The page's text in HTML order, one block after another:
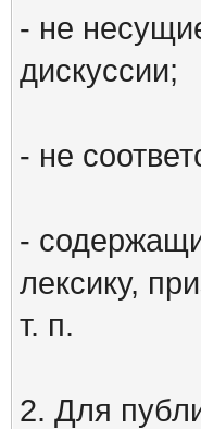
- не
дискуссии;
- не
-
лексику,
т. п.
2. Для